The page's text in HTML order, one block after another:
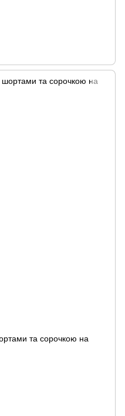
та сорочкою на